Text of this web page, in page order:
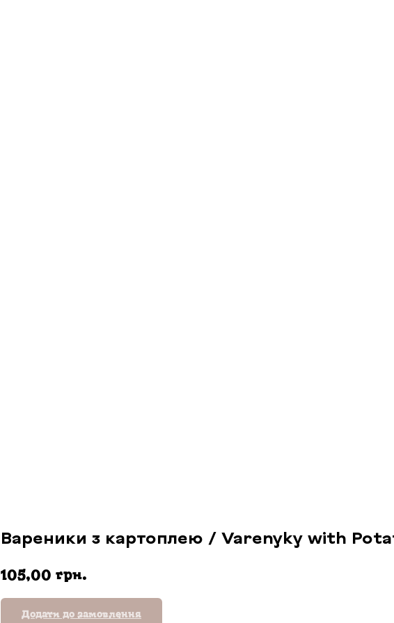
Вареники з картоплею / Varenyky with
105,00 грн.
Додати до замовлення